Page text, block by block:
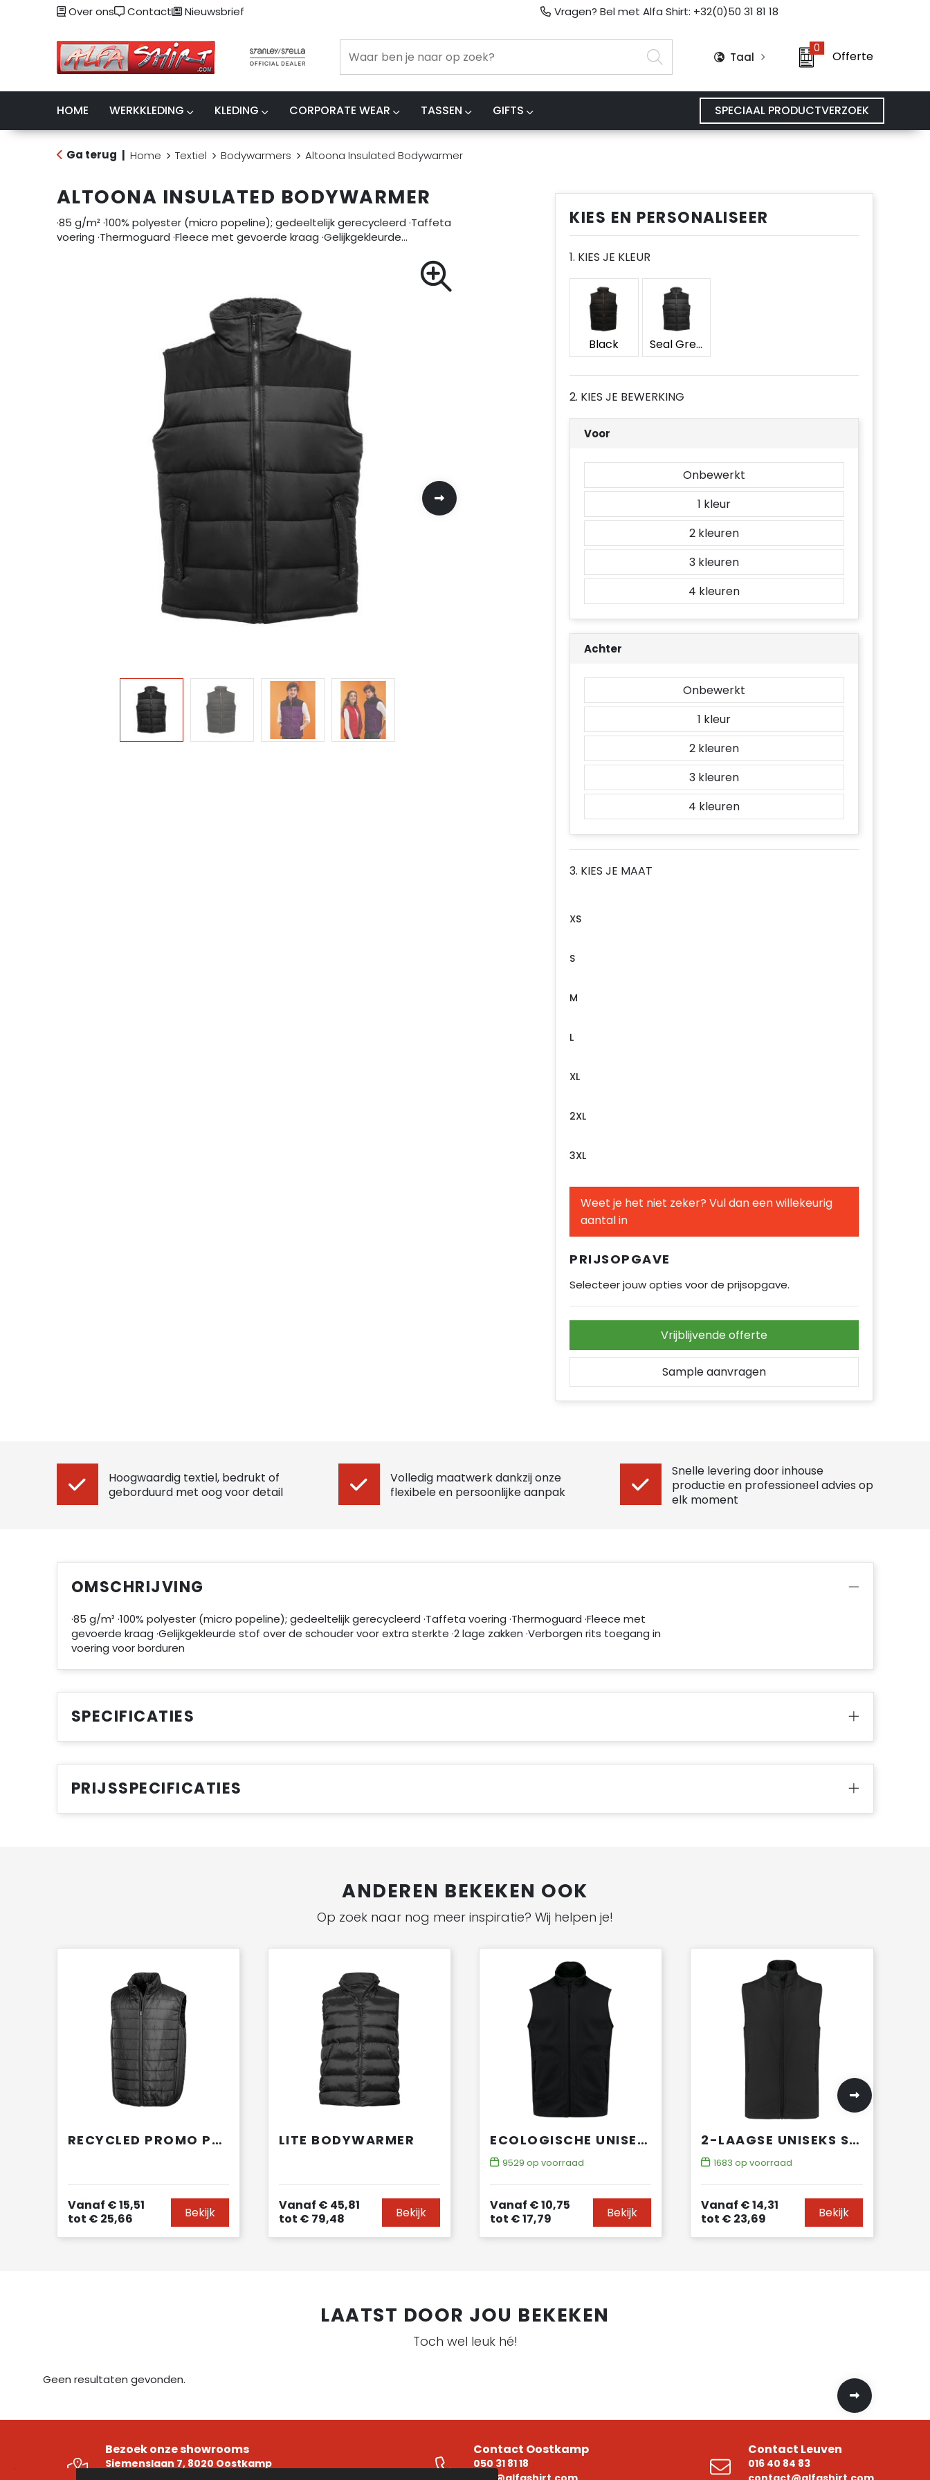
Over ons Contact Nieuwsbrief Vragen? Bel met Alfa Shirt: +32(0)50 31 81 18
Taal
0
Offerte
HOME WERKKLEDING KLEDING CORPORATE WEAR TASSEN GIFTS SPECIAAL PRODUCTVERZOEK
Ga terug Home Textiel Bodywarmers Altoona Insulated Bodywarmer
ALTOONA INSULATED BODYWARMER
·85 g/m² ·100% polyester (micro popeline); gedeeltelijk gerecycleerd ·Taffeta
voering ·Thermoguard ·Fleece met gevoerde kraag ·Gelijkgekleurde…
KIES EN PERSONALISEER
1. KIES JE KLEUR
Black Seal Grey/Black
2. KIES JE BEWERKING
Voor
Onbewerkt
1
2
3
4
Achter
Onbewerkt
1
2
3
4
3. KIES JE MAAT
XS
S
M
L
XL
2XL
3XL
Weet je het niet zeker? Vul dan een willekeurig
aantal in
PRIJSOPGAVE
Selecteer jouw opties voor de prijsopgave.
Vrijblijvende offerte
Sample aanvragen
Hoogwaardig textiel, bedrukt of
geborduurd met oog voor detail
Volledig maatwerk dankzij onze
flexibele en persoonlijke aanpak
Snelle levering door inhouse
productie en professioneel advies op
elk moment
OMSCHRIJVING
·85 g/m² ·100% polyester (micro popeline); gedeeltelijk gerecycleerd ·Taffeta voering ·Thermoguard ·Fleece met
gevoerde kraag ·Gelijkgekleurde stof over de schouder voor extra sterkte ·2 lage zakken ·Verborgen rits toegang in
voering voor borduren
SPECIFICATIES
PRIJSSPECIFICATIES
ANDEREN BEKEKEN OOK
Op zoek naar nog meer inspiratie? Wij helpen je!
RECYCLED PROMO PADDED BODYWARMER
Vanaf € 15,51
tot € 25,66 Bekijk
LITE BODYWARMER
Vanaf € 45,81
tot € 79,48 Bekijk
ECOLOGISCHE UNISEKS BODYWARMER VAN MICROFLEECE
9529 op voorraad
Vanaf € 10,75
tot € 17,79 Bekijk
2-LAAGSE UNISEKS SOFTSHELL-BODYWARMER
1683 op voorraad
Vanaf € 14,31
tot € 23,69 Bekijk
LAATST DOOR JOU BEKEKEN
Toch wel leuk hé!
Geen resultaten gevonden.
Bezoek onze showrooms
Siemenslaan 7, 8020 Oostkamp
Contact Oostkamp
050 31 81 18
Contact Leuven
016 40 84 83